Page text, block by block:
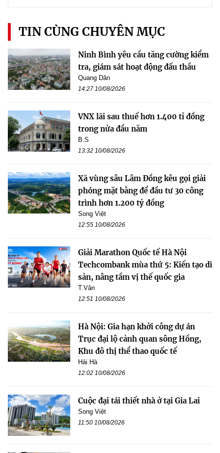
TIN CÙNG CHUYÊN MỤC
Ninh Bình yêu cầu tăng cường kiểm
tra, giám sát hoạt động đấu thầu
Quang Dân
14:27 10/08/2026
VNX lãi sau thuế hơn 1.400 tỉ đồng
trong nửa đầu năm
B.S
13:32 10/08/2026
Xã vùng sâu Lâm Đồng kêu gọi giải
phóng mặt bằng để đầu tư 30 công
trình hơn 1.200 tỷ đồng
Song Việt
12:55 10/08/2026
Giải Marathon Quốc tế Hà Nội
Techcombank mùa thứ 5: Kiến tạo di
sản, nâng tầm vị thế quốc gia
T.Vân
12:51 10/08/2026
Hà Nội: Gia hạn khởi công dự án
Trục đại lộ cảnh quan sông Hồng,
Khu đô thị thể thao quốc tế
Hải Hà
12:02 10/08/2026
Cuộc đại tái thiết nhà ở tại Gia Lai
Song Việt
11:50 10/08/2026